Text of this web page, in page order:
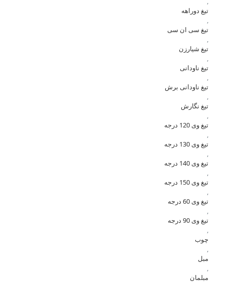
تیغ دوراهه
,
تیغ سی ان سی
,
تیغ شیارزن
,
تیغ ناودانی
,
تیغ ناودانی برش
,
تیغ نگارش
,
تیغ وی 120 درجه
,
تیغ وی 130 درجه
,
تیغ وی 140 درجه
,
تیغ وی 150 درجه
,
تیغ وی 60 درجه
,
تیغ وی 90 درجه
,
چوب
,
مبل
,
مبلمان